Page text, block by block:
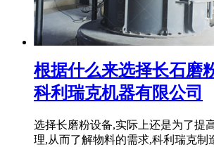
根据什么来选择长石磨
科利瑞克机器有限公司
选择长磨粉设备,实际上还是为了提
理,从而了解物料的需求,科利瑞克制